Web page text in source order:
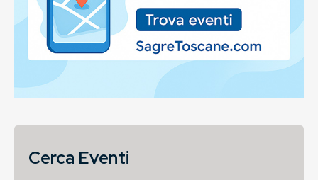
Cerca Eventi